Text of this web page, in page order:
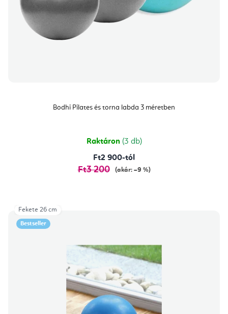
Bodhi Pilates és torna labda 3 méretben
Raktáron (3 db)
Ft2 900-tól
Ft3 200 (akár: –9 %)
Bestseller
Fekete 26 cm